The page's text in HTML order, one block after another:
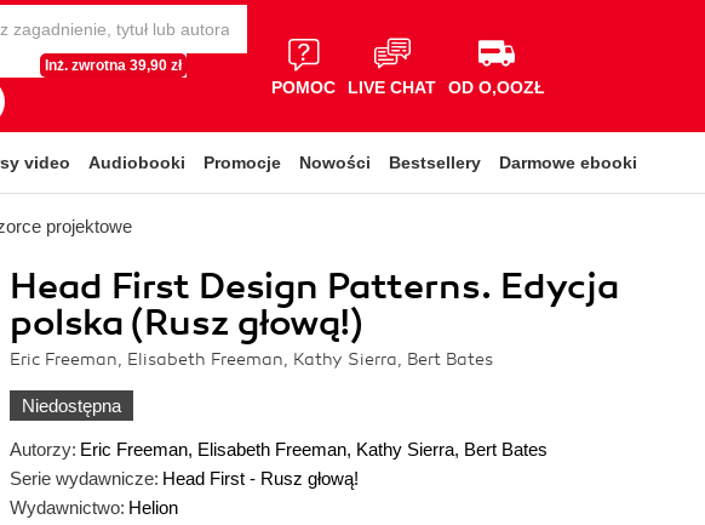
Inż. zwrotna 39,90 zł
POMOC LIVE CHAT OD O,OOZŁ
video Audiobooki Promocje Nowości Bestsellery Darmowe ebooki
projektowe
Head First Design Patterns. Edycja
polska (Rusz głową!)
Eric Freeman, Elisabeth Freeman, Kathy Sierra, Bert Bates
Niedostępna
Autorzy: Eric Freeman, Elisabeth Freeman, Kathy Sierra, Bert Bates
Serie wydawnicze: Head First - Rusz głową!
Wydawnictwo: Helion